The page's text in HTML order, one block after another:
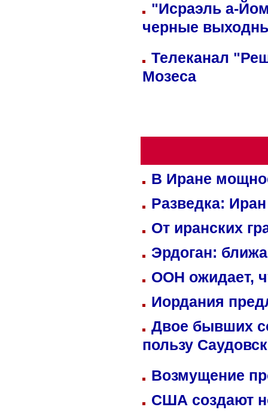
"Исраэль а-
черные
Телеканал
Мозеса
В Иране
Разведка:
От иранских
Эрдоган:
ООН ожидает,
Иордания
Двое бывших
пользу
Возмущение
США создают